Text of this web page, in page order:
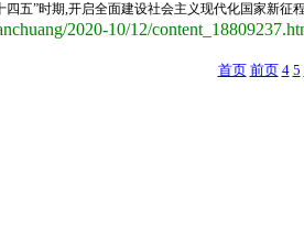
四五”时期,开启全面建设社会主义现代化国家新
2020-10/12/
首页 前页 4 5